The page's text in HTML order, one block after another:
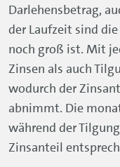
Darlehensbetrag,
der Laufzeit sind
noch groß ist. Mit
Zinsen als auch
wodurch der
abnimmt. Die
während der
Zinsanteil